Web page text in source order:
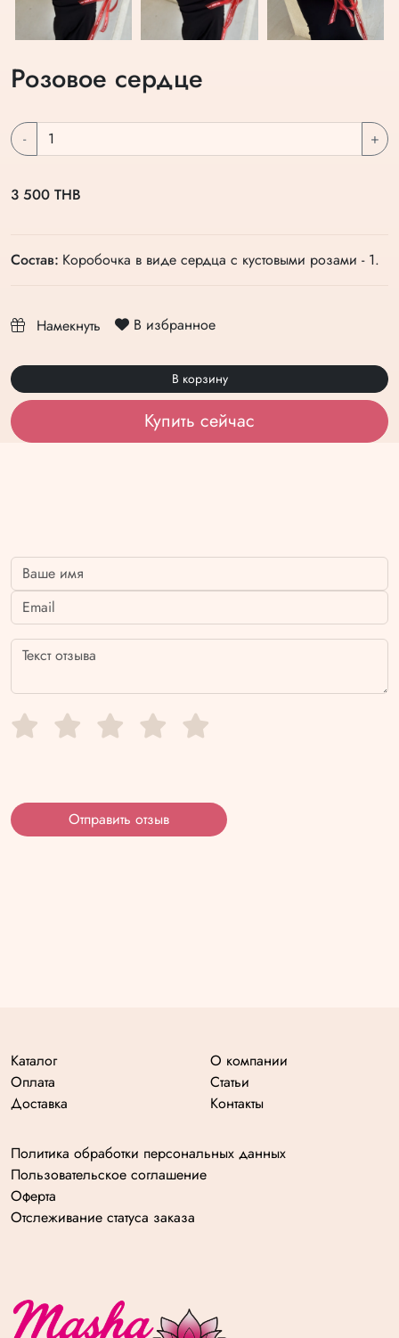
Розовое сердце
- +
3 500 THB
Состав: Коробочка в виде сердца с кустовыми розами - 1.
Намекнуть В избранное
В корзину
Купить сейчас
Отправить отзыв
Каталог
Оплата
Доставка
О компании
Статьи
Контакты
Политика обработки персональных данных
Пользовательское соглашение
Оферта
Отслеживание статуса заказа